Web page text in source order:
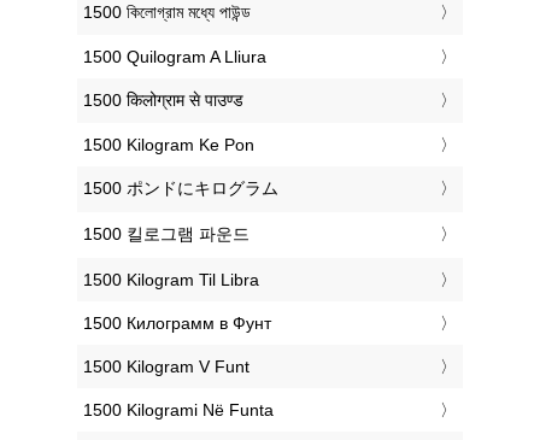
‎1500 কিলোগ্রাম মধ্যে পাউন্ড
‎1500 Quilogram A Lliura
‎1500 किलोग्राम से पाउण्ड
‎1500 Kilogram Ke Pon
‎1500 ポンドにキログラム
‎1500 킬로그램 파운드
‎1500 Kilogram Til Libra
‎1500 Килограмм в Фунт
‎1500 Kilogram V Funt
‎1500 Kilogrami Në Funta